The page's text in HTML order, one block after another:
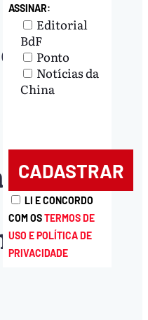
ASSINAR:
Editorial
BdF
Ponto
Notícias da
China
LI E CONCORDO
COM OSTERMOS DE
USO E POLÍTICA DE
PRIVACIDADE